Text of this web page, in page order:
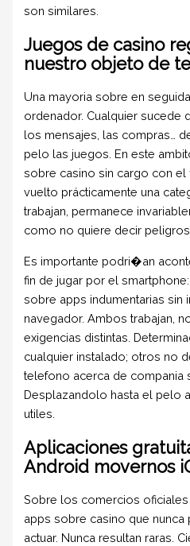
son similares.
Juegos de casino
nuestro objeto de
Una mayoria sobre en
ordenador. Cualquier sucede
los mensajes, las compras…
pelo las juegos. En este
sobre casino sin cargo con
vuelto prácticamente una
trabajan, permanece
como no quiere decir
Es importante podri�an
fin de jugar por el
sobre apps indumentarias sin
navegador. Ambos trabajan,
exigencias distintas.
cualquier instalado; otros no
telefono acerca de compania
Desplazandolo hasta el pelo
utiles.
Aplicaciones
Android movernos
Sobre los comercios
apps sobre casino que
actuar. Nunca resultan raras.